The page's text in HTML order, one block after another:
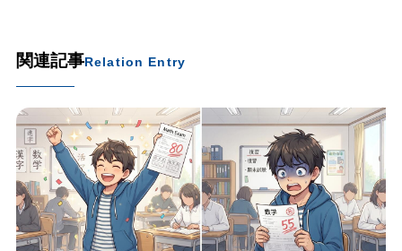
関連記事Relation Entry